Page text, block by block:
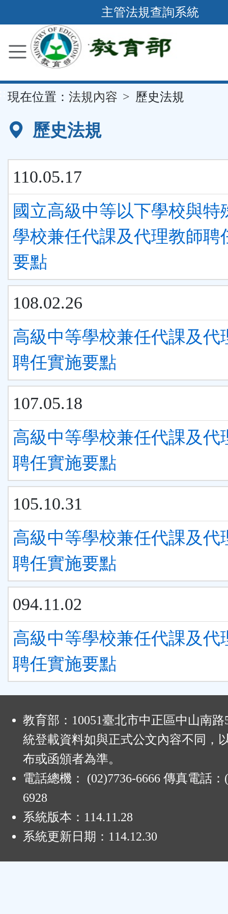
到
要
容
區
主管法規查詢系統
現在位置： 法規內容 歷史法規
歷史法規
110.05.17
國立高級中等以下學校與特
學校兼任代課及代理教師聘
要點
108.02.26
高級中等學校兼任代課及代
聘任實施要點
107.05.18
高級中等學校兼任代課及代
聘任實施要點
105.10.31
高級中等學校兼任代課及代
聘任實施要點
094.11.02
高級中等學校兼任代課及代
聘任實施要點
教育部：10051臺北市中正區中山南
統登載資料如與正式公文內容不同，
布或函頒者為準。
電話總機： (02)7736-6666 傳真電話：
6928
系統版本： 114.11.28
系統更新日期： 114.12.30